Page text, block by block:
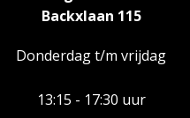
Backxlaan 115
Donderdag t/m vrijdag
13:15 - 17:30 uur